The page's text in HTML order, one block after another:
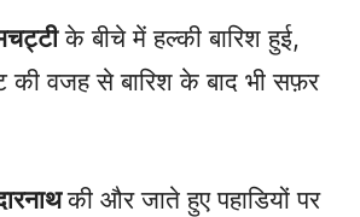
के बीचे में हल्की बारिश हुई,
की वजह से बारिश के बाद भी सफ़र
की और जाते हुए पहाडियों पर